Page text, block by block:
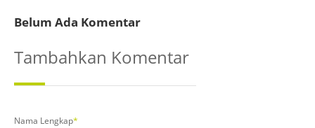
Belum Ada Komentar
Tambahkan Komentar
Nama Lengkap*